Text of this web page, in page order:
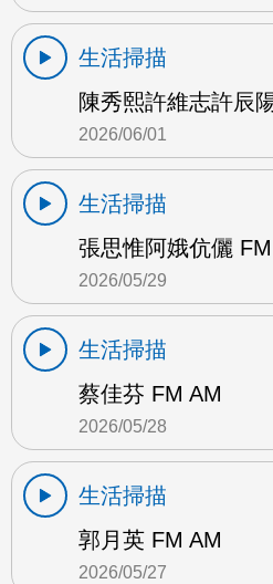
生活掃描
陳秀熙許維志許辰
2026/06/01
生活掃描
張思惟阿娥伉儷
2026/05/29
生活掃描
蔡佳芬 FM AM
2026/05/28
生活掃描
郭月英 FM AM
2026/05/27